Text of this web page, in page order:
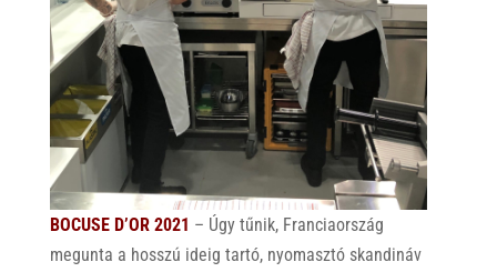
BOCUSE D’OR 2021 – Úgy tűnik, Franciaország
megunta a hosszú ideig tartó, nyomasztó skandináv